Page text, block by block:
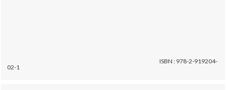
ISBN : 978-2-919204-
02-1